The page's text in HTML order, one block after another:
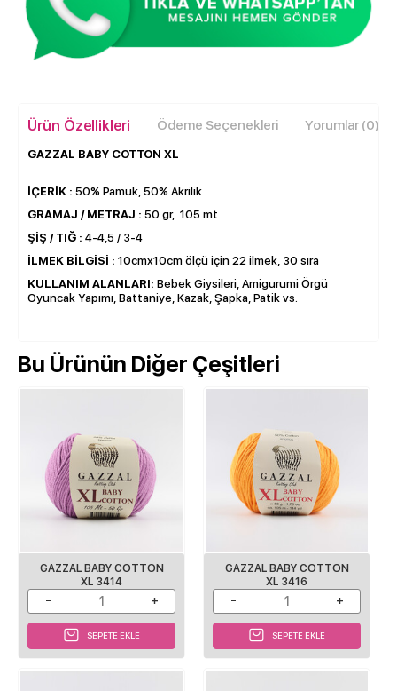
Ürün Özellikleri Ödeme Seçenekleri Yorumlar (0)
GAZZAL BABY COTTON XL
İÇERİK : 50% Pamuk, 50% Akrilik
GRAMAJ / METRAJ : 50 gr, 105 mt
ŞİŞ / TIĞ : 4-4,5 / 3-4
İLMEK BİLGİSİ : 10cmx10cm ölçü için 22 ilmek, 30 sıra
KULLANIM ALANLARI: Bebek Giysileri, Amigurumi Örgü
Oyuncak Yapımı, Battaniye, Kazak, Şapka, Patik vs.
Bu Ürünün Diğer Çeşitleri
GAZZAL BABY COTTON
XL 3414
SEPETE EKLE
GAZZAL BABY COTTON
XL 3416
SEPETE EKLE